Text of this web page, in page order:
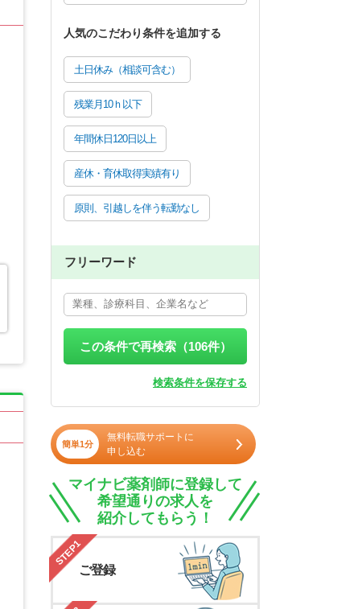
人気のこだわり条件を追加する
土日休み（相談可含む）
残業月10ｈ以下
年間休日120日以上
産休・育休取得実績有り
原則、引越しを伴う転勤なし
フリーワード
この条件で再検索（106件）
検索条件を保存する
簡単1分
無料転職サポートに
申し込む
マイナビ薬剤師に登録して
希望通りの求人を
紹介してもらう！
STEP1
ご登録